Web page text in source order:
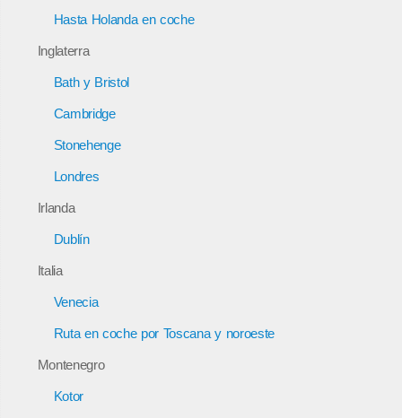
Hasta Holanda en coche
Inglaterra
Bath y Bristol
Cambridge
Stonehenge
Londres
Irlanda
Dublín
Italia
Venecia
Ruta en coche por Toscana y noroeste
Montenegro
Kotor